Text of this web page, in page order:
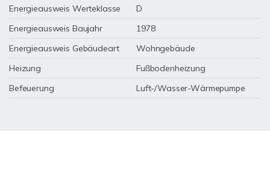
Energieausweis Werteklasse
D
Energieausweis Baujahr
1978
Energieausweis Gebäudeart
Wohngebäude
Heizung
Fußbodenheizung
Befeuerung
Luft-/Wasser-Wärmepumpe